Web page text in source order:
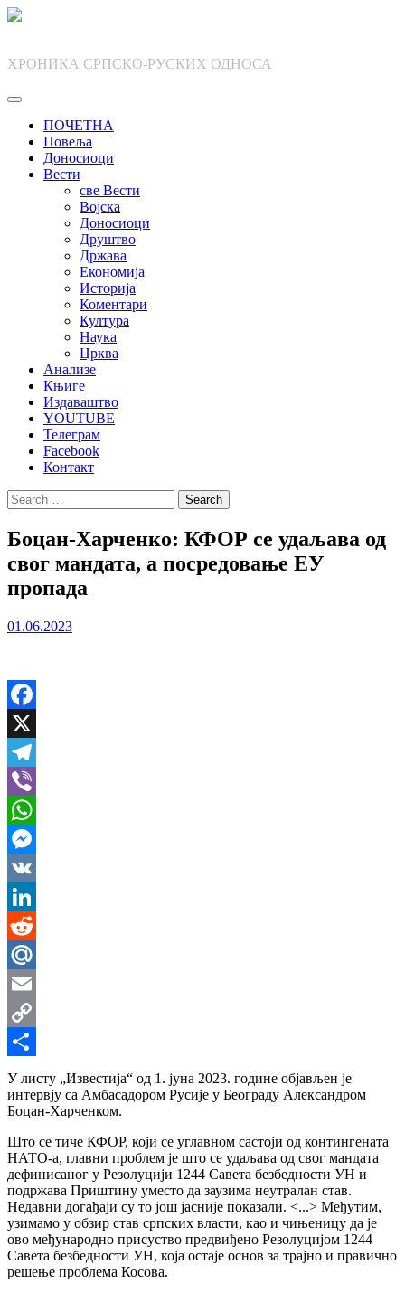
Skip
ХРОНИКА СРПСКО-РУСКИХ ОДНОСА
ПОЧЕТНА
Повеља
Доносиоци
Вести
све Вести
Војска
Доносиоци
Друштво
Држава
Економија
Историја
Коментари
Култура
Наука
Црква
Анализе
Књиге
Издаваштво
YOUTUBE
Телеграм
Facebook
Контакт
Search
for:
Боцан-Харченко: КФОР се удаљава од
свог мандата, а посредовање ЕУ
пропада
01.06.2023
Facebook
X
Telegram
Viber
WhatsApp
Messenger
VK
LinkedIn
Reddit
Mail.Ru
Email
Copy
Link
Share
У листу „Известија“ од 1. јуна 2023. године објављен је
интервју са Амбасадором Русије у Београду Александром
Боцан-Харченком.
Што се тиче КФОР, који се углавном састоји од контингената
НАТО-а, главни проблем је што се удаљава од свог мандата
дефинисаног у Резолуцији 1244 Савета безбедности УН и
подржава Приштину уместо да заузима неутралан став.
Недавни догађаји су то још јасније показали. <...> Међутим,
узимамо у обзир став српских власти, као и чињеницу да је
ово међународно присуство предвиђено Резолуцијом 1244
Савета безбедности УН, која остаје основ за трајно и правично
решење проблема Косова.